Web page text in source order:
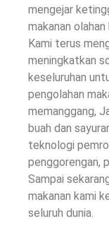
mengejar
makanan
Kami terus
meningkatkan
keseluruhan
pengolahan
memanggang,
buah dan
teknologi
penggorengan,
Sampai
makanan kami
seluruh dunia.